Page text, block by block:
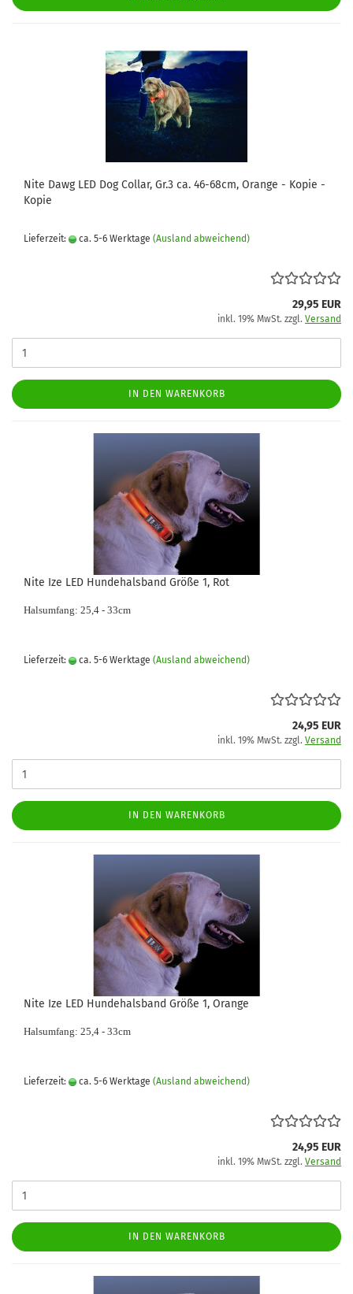
Nite Dawg LED Dog Collar, Gr.3 ca. 46-68cm, Orange - Kopie -
Kopie
Lieferzeit: ca. 5-6 Werktage (Ausland abweichend)
29,95 EUR
inkl. 19% MwSt. zzgl. Versand
IN DEN WARENKORB
Nite Ize LED Hundehalsband Größe 1, Rot
Halsumfang: 25,4 - 33cm
Lieferzeit: ca. 5-6 Werktage (Ausland abweichend)
24,95 EUR
inkl. 19% MwSt. zzgl. Versand
IN DEN WARENKORB
Nite Ize LED Hundehalsband Größe 1, Orange
Halsumfang: 25,4 - 33cm
Lieferzeit: ca. 5-6 Werktage (Ausland abweichend)
24,95 EUR
inkl. 19% MwSt. zzgl. Versand
IN DEN WARENKORB